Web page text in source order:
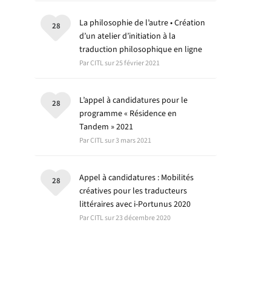
La philosophie de l’autre • Création
d’un atelier d’initiation à la
traduction philosophique en ligne
Par CITL sur 25 février 2021
28
L’appel à candidatures pour le
programme « Résidence en
Tandem » 2021
Par CITL sur 3 mars 2021
28
Appel à candidatures : Mobilités
créatives pour les traducteurs
littéraires avec i-Portunus 2020
Par CITL sur 23 décembre 2020
28